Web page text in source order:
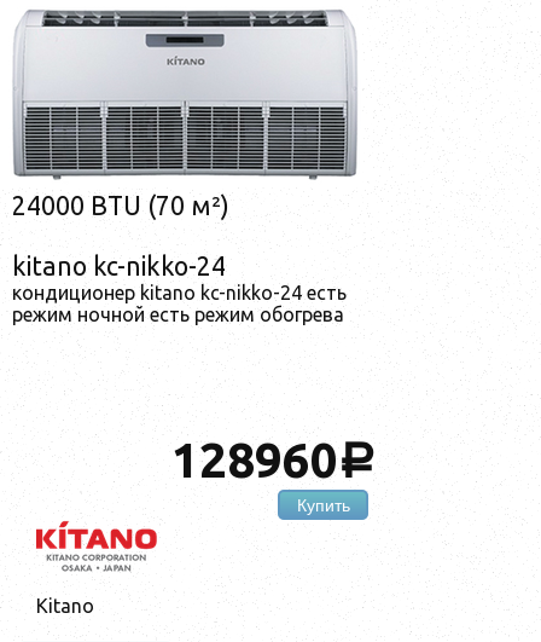
24000 BTU (70 м²)
kitano kc-nikko-24
кондиционер kitano kc-nikko-24 есть
режим ночной есть режим обогрева
128960a
Купить
Kitano